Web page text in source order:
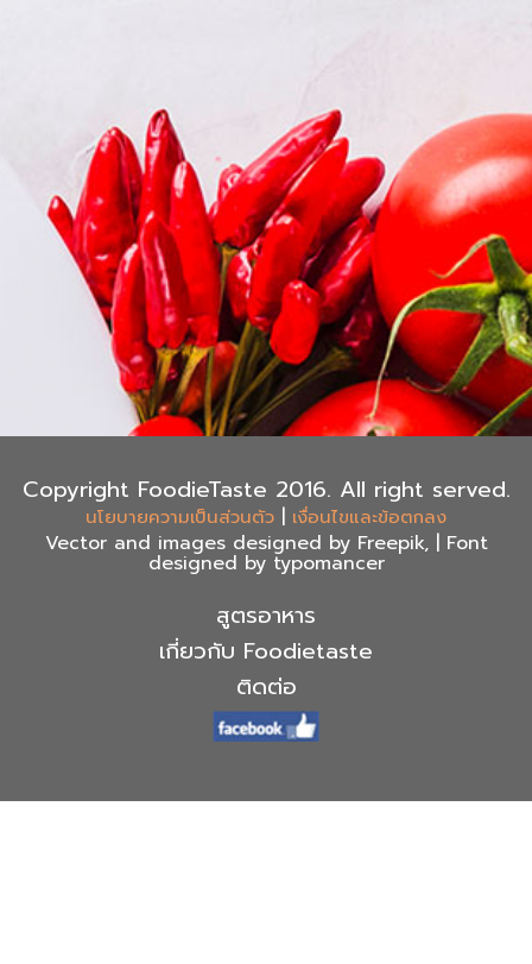
Copyright FoodieTaste 2016. All right served.
นโยบายความเป็นส่วนตัว | เงื่อนไขและข้อตกลง
Vector and images designed by Freepik, | Font
designed by typomancer
สูตรอาหาร
เกี่ยวกับ Foodietaste
ติดต่อ